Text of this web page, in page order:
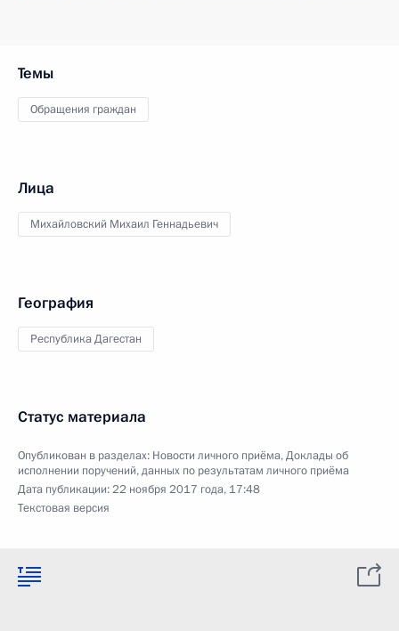
Темы
Обращения граждан
Лица
Михайловский Михаил Геннадьевич
География
Республика Дагестан
Статус материала
Опубликован в разделах: Новости личного приёма,Доклады об
исполнении поручений, данных по результатам личного приёма
Дата публикации:22 ноября 2017 года, 17:48
Текстовая версия